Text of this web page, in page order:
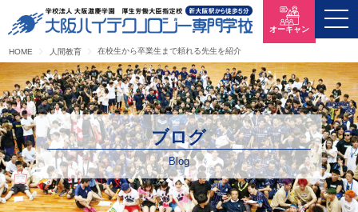
HOME 人間教育 在校生から卒業生まで頼れる先生を紹介
オーキャン
ブログ
Blog